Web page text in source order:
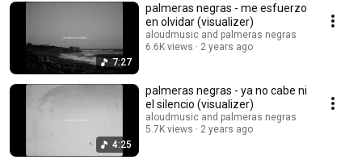
7:27
palmeras negras - me esfuerzo
en olvidar (visualizer)
aloudmusic and palmeras negras
6.6K views
2 years ago
4:25
palmeras negras - ya no cabe ni
el silencio (visualizer)
aloudmusic and palmeras negras
5.7K views
2 years ago